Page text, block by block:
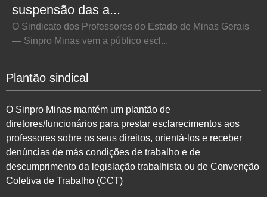
suspensão das a...
O Sindicato dos Professores do Estado de Minas Gerais
— Sinpro Minas vem a público escl...
Plantão sindical
O Sinpro Minas mantém um plantão de
diretores/funcionários para prestar esclarecimentos aos
professores sobre os seus direitos, orientá-los e receber
denúncias de más condições de trabalho e de
descumprimento da legislação trabalhista ou de Convenção
Coletiva de Trabalho (CCT)